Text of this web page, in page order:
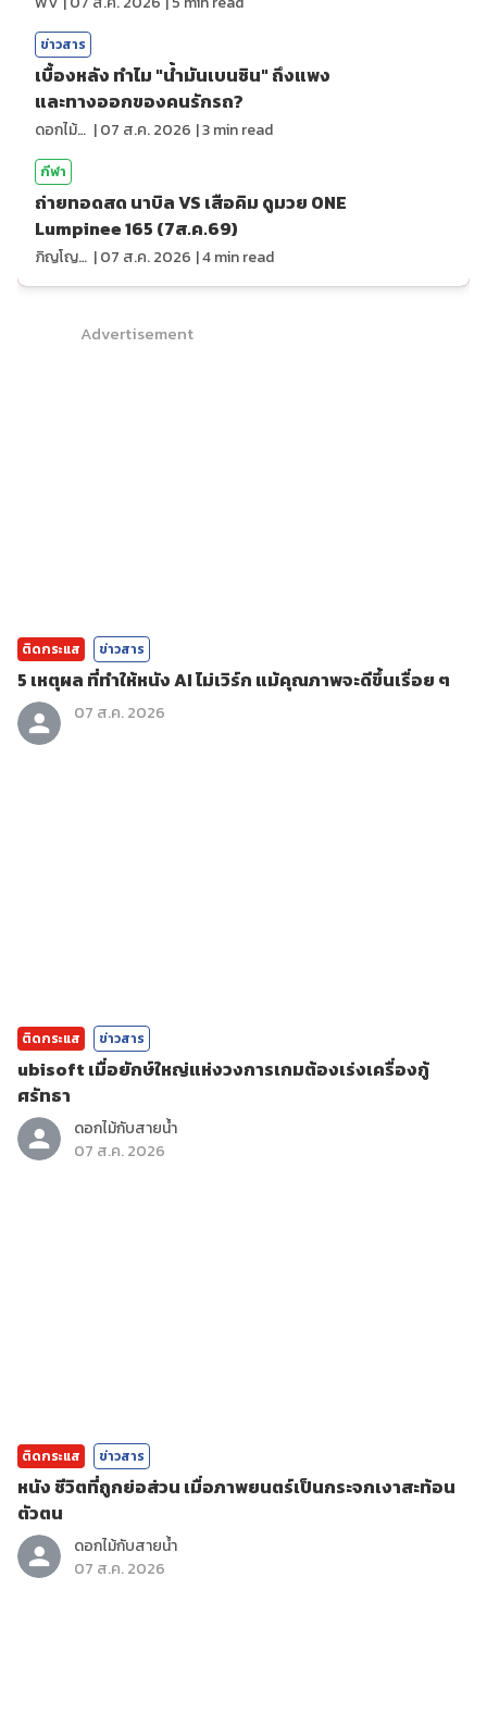
ข่าวสาร
เบื้องหลัง ทำไม "น้ำมันเบนซิน" ถึงแพง
และทางออกของคนรักรถ?
ดอกไม้กับสายน้ำ |07 ส.ค. 2026 |3min read
กีฬา
ถ่ายทอดสด นาบิล VS เสือคิม ดูมวย ONE
Lumpinee 165 (7ส.ค.69)
ภิญโญ ส่องแสง |07 ส.ค. 2026 |4min read
Advertisement
ติดกระแส ข่าวสาร
5 เหตุผล ที่ทำให้หนัง AI ไม่เวิร์ก แม้คุณภาพจะดีขึ้นเรื่อย ๆ
07 ส.ค. 2026
ติดกระแส ข่าวสาร
ubisoft เมื่อยักษ์ใหญ่แห่งวงการเกมต้องเร่งเครื่องกู้
ศรัทธา
ดอกไม้กับสายน้ำ
07 ส.ค. 2026
ติดกระแส ข่าวสาร
หนัง ชีวิตที่ถูกย่อส่วน เมื่อภาพยนตร์เป็นกระจกเงาสะท้อน
ตัวตน
ดอกไม้กับสายน้ำ
07 ส.ค. 2026